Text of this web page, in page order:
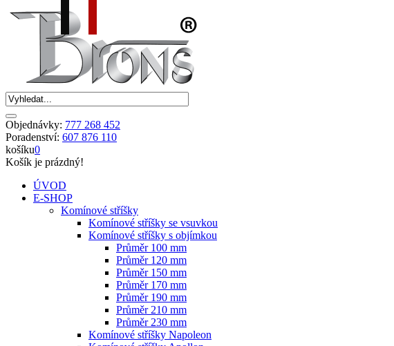
Objednávky: 777 268 452
Poradenství: 607 876 110
košíku0
Košík je prázdný!
ÚVOD
E-SHOP
Komínové stříšky
Komínové stříšky se vsuvkou
Komínové stříšky s objímkou
Průměr 100 mm
Průměr 120 mm
Průměr 150 mm
Průměr 170 mm
Průměr 190 mm
Průměr 210 mm
Průměr 230 mm
Komínové stříšky Napoleon